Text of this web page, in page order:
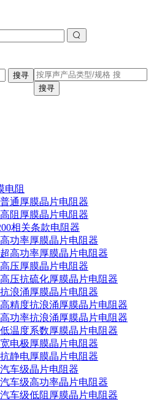
搜寻
搜寻
电阻
通厚膜晶片电阻器
阻厚膜晶片电阻器
相关条款电阻器
功率厚膜晶片电阻器
高功率厚膜晶片电阻器
压厚膜晶片电阻器
压抗硫化厚膜晶片电阻器
浪涌厚膜晶片电阻器
精度抗浪涌厚膜晶片电阻器
功率抗浪涌厚膜晶片电阻器
温度系数厚膜晶片电阻器
电极厚膜晶片电阻器
静电厚膜晶片电阻器
车级晶片电阻器
车级高功率晶片电阻器
车级低阻厚膜晶片电阻器